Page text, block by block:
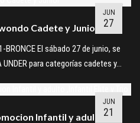
JUN
27
Cadete y Junior
BRONCE El sábado 27 de junio, se
para categorías cadetes y…
JUN
21
Infantil y adulto